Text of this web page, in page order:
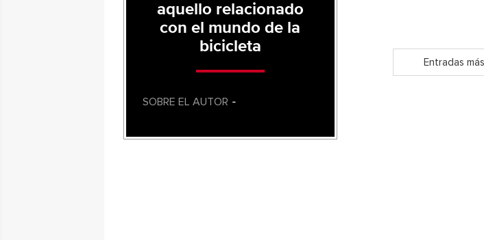
Entradas
aquello relacionado
con el mundo de la
bicicleta
SOBRE EL AUTOR -